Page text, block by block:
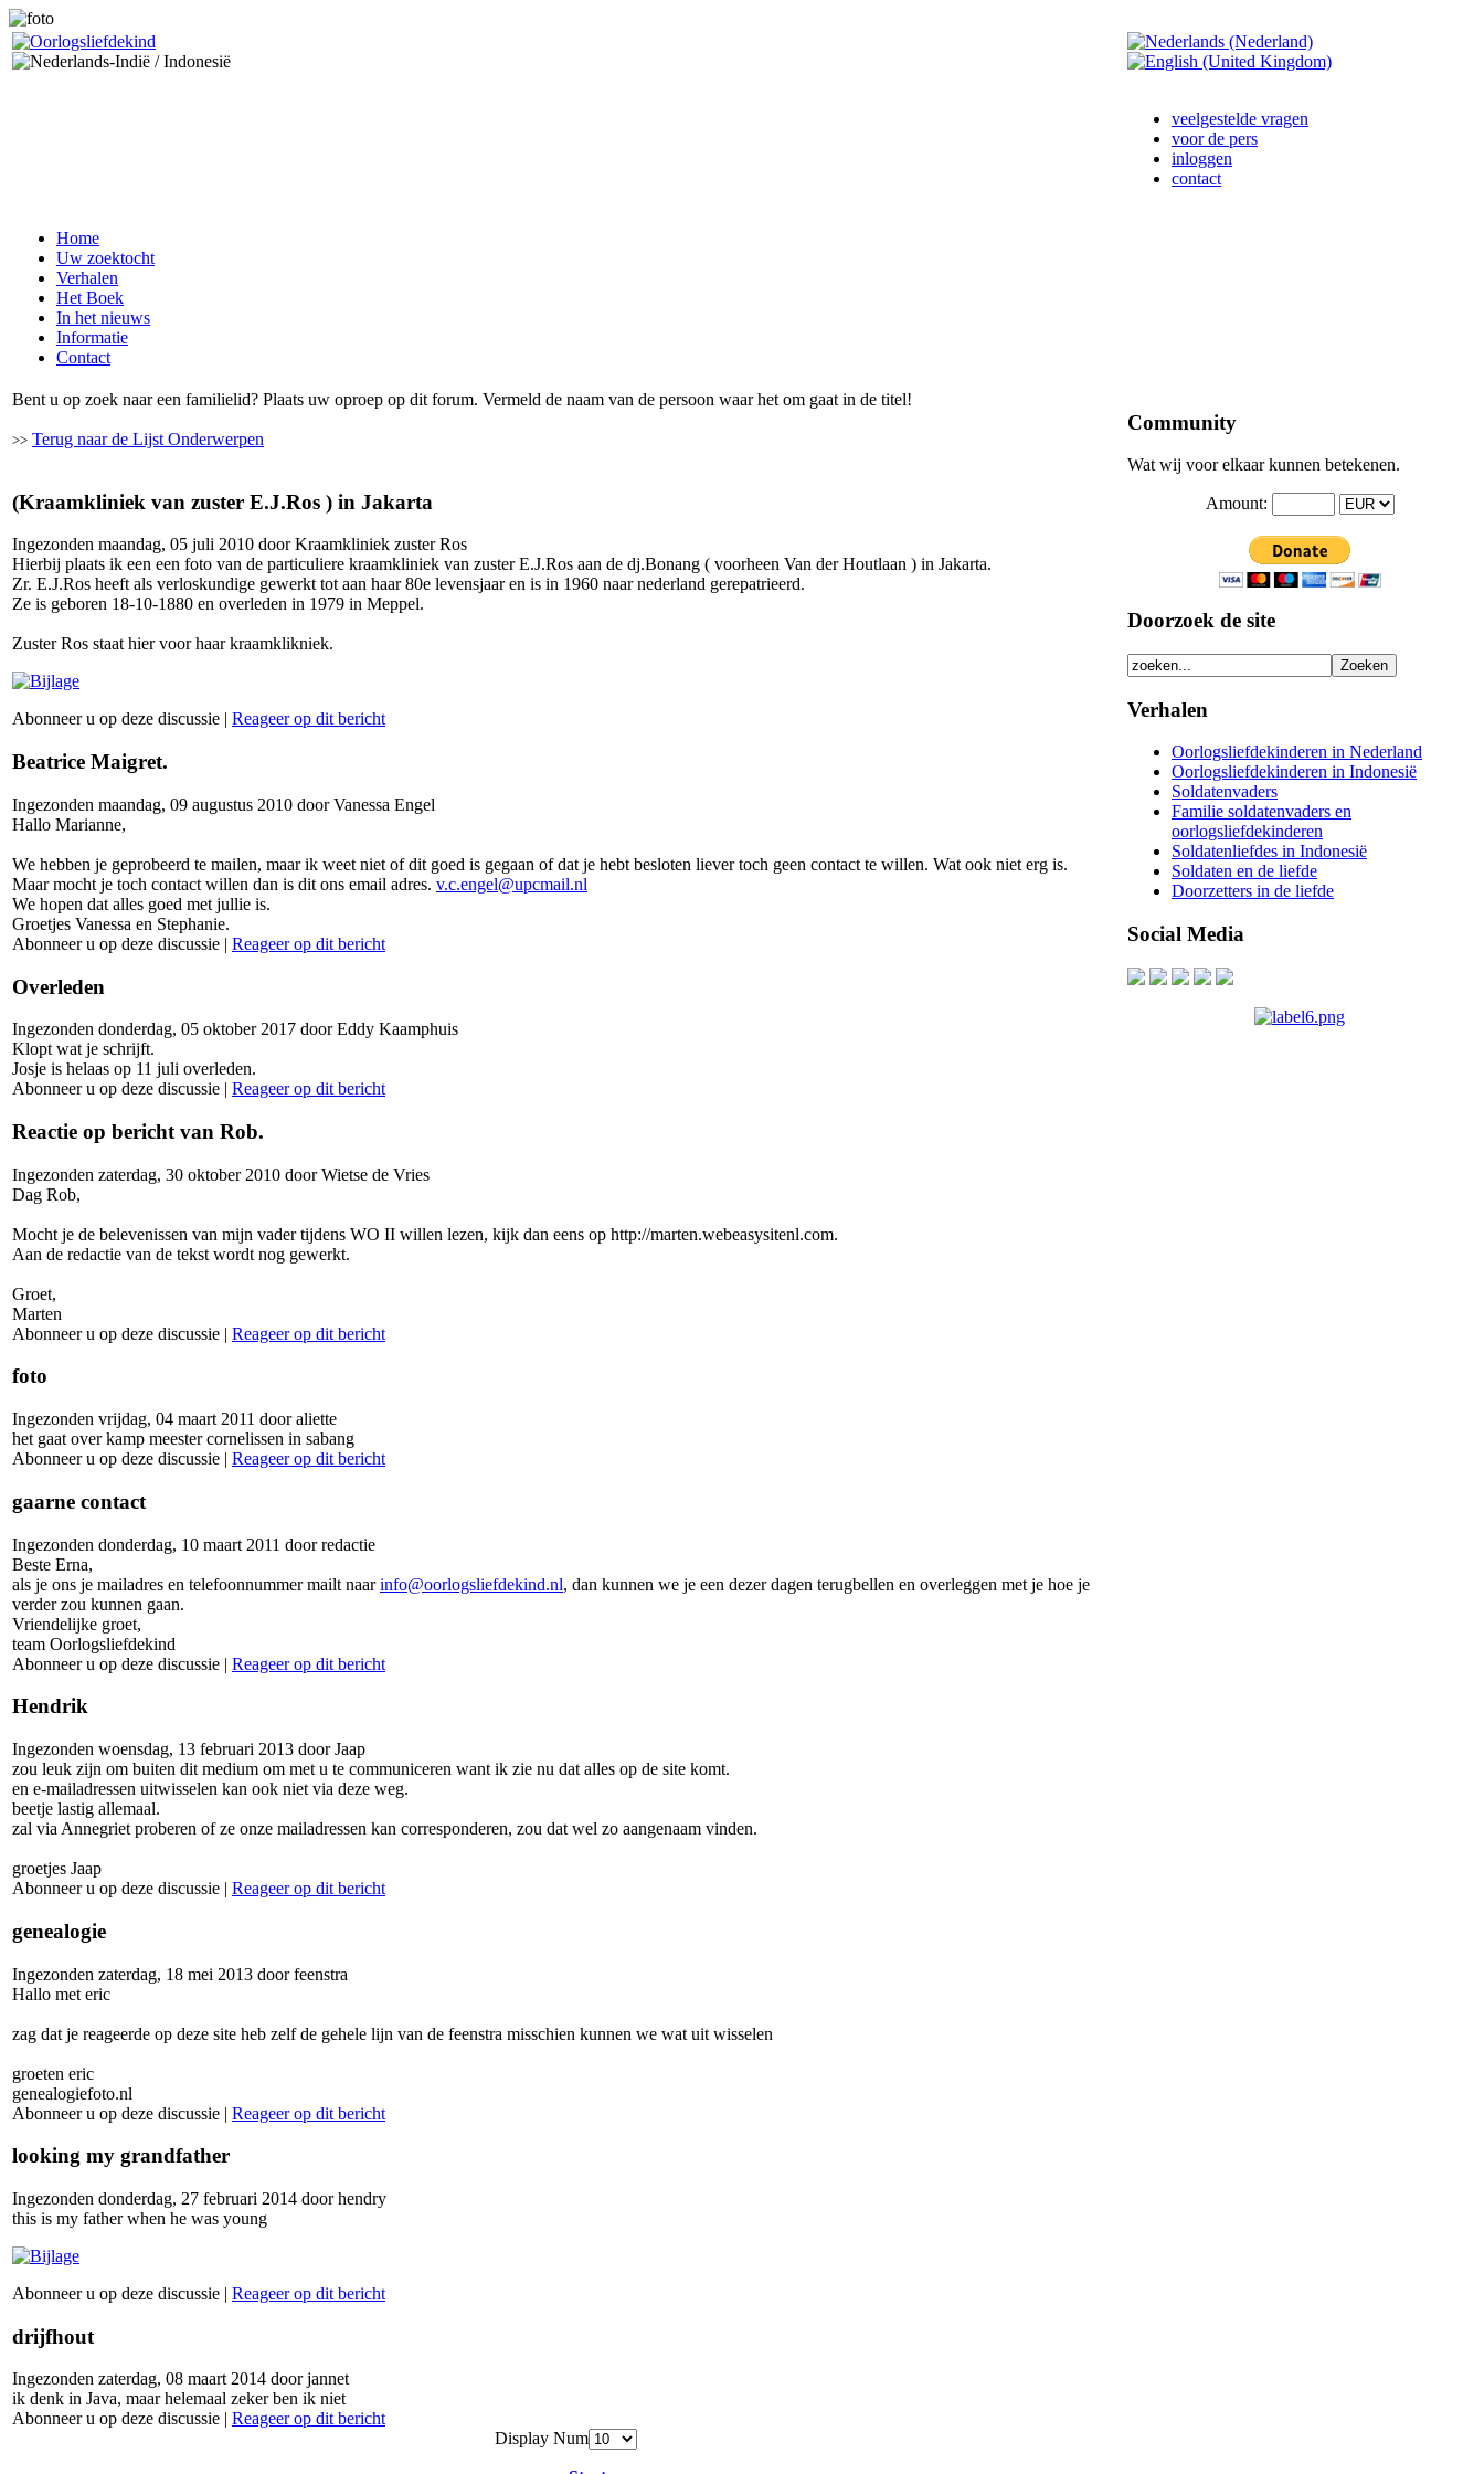
veelgestelde vragen
voor de pers
inloggen
contact
Home
Uw zoektocht
Verhalen
Het Boek
In het nieuws
Informatie
Contact
Bent u op zoek naar een familielid? Plaats uw oproep op dit forum. Vermeld de naam van de persoon waar het om gaat in de titel!
>> Terug naar de Lijst Onderwerpen
(Kraamkliniek van zuster E.J.Ros ) in Jakarta
Ingezonden maandag, 05 juli 2010 door Kraamkliniek zuster Ros
Hierbij plaats ik een een foto van de particuliere kraamkliniek van zuster E.J.Ros aan de dj.Bonang ( voorheen Van der Houtlaan ) in Jakarta.
Zr. E.J.Ros heeft als verloskundige gewerkt tot aan haar 80e levensjaar en is in 1960 naar nederland gerepatrieerd.
Ze is geboren 18-10-1880 en overleden in 1979 in Meppel.
Zuster Ros staat hier voor haar kraamklikniek.
Abonneer u op deze discussie | Reageer op dit bericht
Beatrice Maigret.
Ingezonden maandag, 09 augustus 2010 door Vanessa Engel
Hallo Marianne,
We hebben je geprobeerd te mailen, maar ik weet niet of dit goed is gegaan of dat je hebt besloten liever toch geen contact te willen. Wat ook niet erg is.
Maar mocht je toch contact willen dan is dit ons email adres. v.c.engel@upcmail.nl
We hopen dat alles goed met jullie is.
Groetjes Vanessa en Stephanie.
Abonneer u op deze discussie | Reageer op dit bericht
Overleden
Ingezonden donderdag, 05 oktober 2017 door Eddy Kaamphuis
Klopt wat je schrijft.
Josje is helaas op 11 juli overleden.
Abonneer u op deze discussie | Reageer op dit bericht
Reactie op bericht van Rob.
Ingezonden zaterdag, 30 oktober 2010 door Wietse de Vries
Dag Rob,
Mocht je de belevenissen van mijn vader tijdens WO II willen lezen, kijk dan eens op http://marten.webeasysitenl.com.
Aan de redactie van de tekst wordt nog gewerkt.
Groet,
Marten
Abonneer u op deze discussie | Reageer op dit bericht
foto
Ingezonden vrijdag, 04 maart 2011 door aliette
het gaat over kamp meester cornelissen in sabang
Abonneer u op deze discussie | Reageer op dit bericht
gaarne contact
Ingezonden donderdag, 10 maart 2011 door redactie
Beste Erna,
als je ons je mailadres en telefoonnummer mailt naarinfo@oorlogsliefdekind.nl, dan kunnen we je een dezer dagen terugbellen en overleggen met je hoe je
verder zou kunnen gaan.
Vriendelijke groet,
team Oorlogsliefdekind
Abonneer u op deze discussie | Reageer op dit bericht
Hendrik
Ingezonden woensdag, 13 februari 2013 door Jaap
zou leuk zijn om buiten dit medium om met u te communiceren want ik zie nu dat alles op de site komt.
en e-mailadressen uitwisselen kan ook niet via deze weg.
beetje lastig allemaal.
zal via Annegriet proberen of ze onze mailadressen kan corresponderen, zou dat wel zo aangenaam vinden.
groetjes Jaap
Abonneer u op deze discussie | Reageer op dit bericht
genealogie
Ingezonden zaterdag, 18 mei 2013 door feenstra
Hallo met eric
zag dat je reageerde op deze site heb zelf de gehele lijn van de feenstra misschien kunnen we wat uit wisselen
groeten eric
genealogiefoto.nl
Abonneer u op deze discussie | Reageer op dit bericht
looking my grandfather
Ingezonden donderdag, 27 februari 2014 door hendry
this is my father when he was young
Abonneer u op deze discussie | Reageer op dit bericht
drijfhout
Ingezonden zaterdag, 08 maart 2014 door jannet
ik denk in Java, maar helemaal zeker ben ik niet
Abonneer u op deze discussie | Reageer op dit bericht
Display Num
Community
Wat wij voor elkaar kunnen betekenen.
Amount:
Doorzoek de site
Verhalen
Oorlogsliefdekinderen in Nederland
Oorlogsliefdekinderen in Indonesië
Soldatenvaders
Familie soldatenvaders en
oorlogsliefdekinderen
Soldatenliefdes in Indonesië
Soldaten en de liefde
Doorzetters in de liefde
Social Media